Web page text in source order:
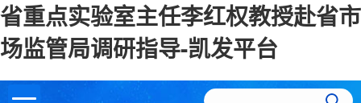
省重点实验室主任李红权教授赴省市
场监管局调研指导-凯发平台